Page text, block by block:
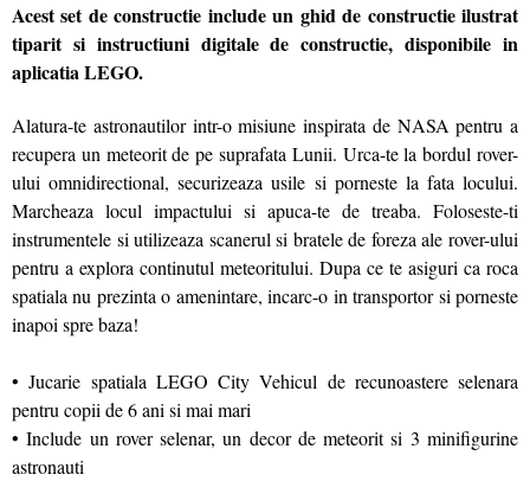
Acest set de constructie include un ghid de constructie ilustrat
tiparit si instructiuni digitale de constructie, disponibile in
aplicatia LEGO.
Alatura-te astronautilor intr-o misiune inspirata de NASA pentru a
recupera un meteorit de pe suprafata Lunii. Urca-te la bordul rover-
ului omnidirectional, securizeaza usile si porneste la fata locului.
Marcheaza locul impactului si apuca-te de treaba. Foloseste-ti
instrumentele si utilizeaza scanerul si bratele de foreza ale rover-ului
pentru a explora continutul meteoritului. Dupa ce te asiguri ca roca
spatiala nu prezinta o amenintare, incarc-o in transportor si porneste
inapoi spre baza!
• Jucarie spatiala LEGO City Vehicul de recunoastere selenara
pentru copii de 6 ani si mai mari
• Include un rover selenar, un decor de meteorit si 3 minifigurine
astronauti